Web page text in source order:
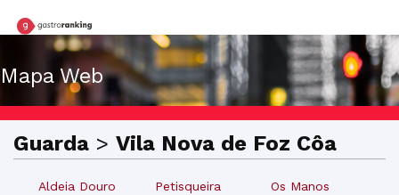
Mapa Web
Guarda > Vila Nova de Foz Côa
Aldeia Douro
Petisqueira
Os Manos